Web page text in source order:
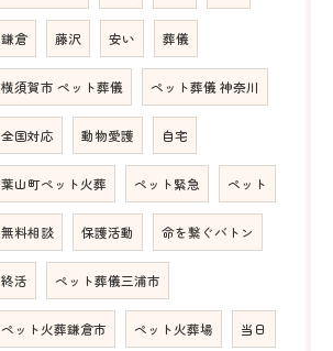
鎌倉 藤沢 安い 葬儀
横須賀市 ペット葬儀 ペット葬儀 神奈川
全国対応 動物愛護 自宅
葉山町ペット火葬 ペット緊急 ペット
無料相談 保護活動 命を繋ぐバトン
終活 ペット葬儀三浦市
ペット火葬鎌倉市 ペット火葬場 当日